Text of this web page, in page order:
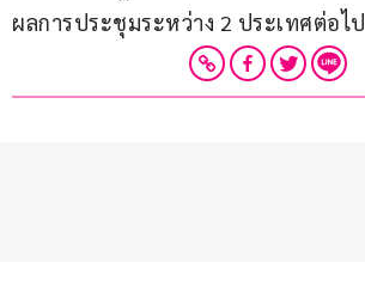
ผลการประชุมระหว่าง 2 ประเทศต่อไป